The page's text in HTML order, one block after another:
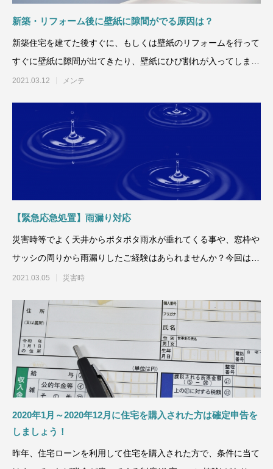
新築・リフォーム後に壁紙に隙間がでる原因は？
新築住宅を建てた後すぐに、もしくは壁紙のリフォームを行って
すぐに壁紙に隙間が出てきたり、壁紙にひび割れが入ってしまっ
たなどの経験をされた方
2021.03.12 メンテ
【緊急応急処置】雨漏り対応
災害時等でよく天井からポタポタ雨水が垂れてくる事や、窓枠や
サッシの周りから雨漏りしたご経験はあられませんか？今回はそ
んな緊急時の応
2021.03.05 災害時
2020年1月～2020年12月に住宅を購入された方は確定申告を
しましょう！
昨年、住宅ローンを利用して住宅を購入された方で、条件に当て